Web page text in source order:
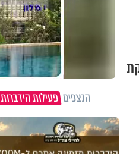
הנצפיםפעילות הידברות